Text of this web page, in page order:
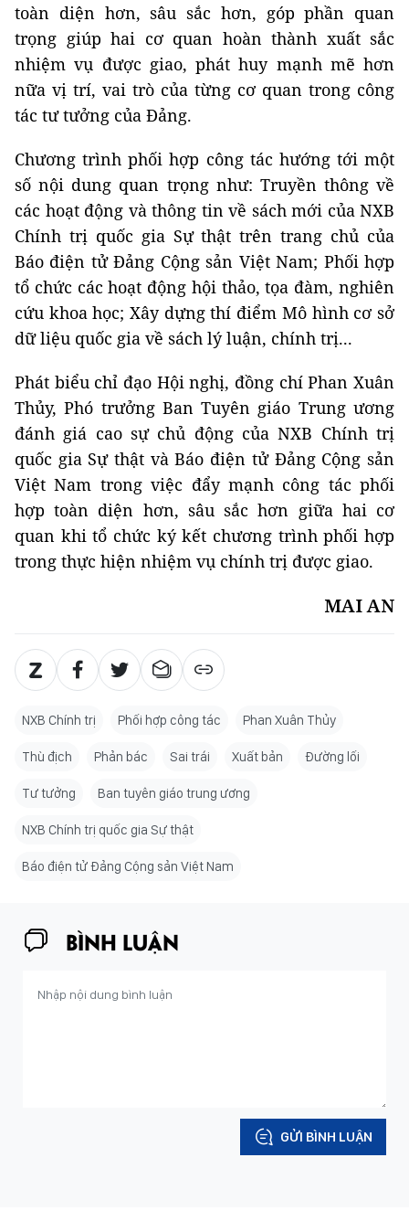
toàn diện hơn, sâu sắc hơn, góp phần quan
trọng giúp hai cơ quan hoàn thành xuất sắc
nhiệm vụ được giao, phát huy mạnh mẽ hơn
nữa vị trí, vai trò của từng cơ quan trong công
tác tư tưởng của Đảng.
Chương trình phối hợp công tác hướng tới một
số nội dung quan trọng như: Truyền thông về
các hoạt động và thông tin về sách mới của NXB
Chính trị quốc gia Sự thật trên trang chủ của
Báo điện tử Đảng Cộng sản Việt Nam; Phối hợp
tổ chức các hoạt động hội thảo, tọa đàm, nghiên
cứu khoa học; Xây dựng thí điểm Mô hình cơ sở
dữ liệu quốc gia về sách lý luận, chính trị...
Phát biểu chỉ đạo Hội nghị, đồng chí Phan Xuân
Thủy, Phó trưởng Ban Tuyên giáo Trung ương
đánh giá cao sự chủ động của NXB Chính trị
quốc gia Sự thật và Báo điện tử Đảng Cộng sản
Việt Nam trong việc đẩy mạnh công tác phối
hợp toàn diện hơn, sâu sắc hơn giữa hai cơ
quan khi tổ chức ký kết chương trình phối hợp
trong thực hiện nhiệm vụ chính trị được giao.
MAI AN
NXB Chính trị Phối hợp công tác Phan Xuân Thủy
Thù địch Phản bác Sai trái Xuất bản Đường lối
Tư tưởng Ban tuyên giáo trung ương
NXB Chính trị quốc gia Sự thật
Báo điện tử Đảng Cộng sản Việt Nam
BÌNH LUẬN
GỬI BÌNH LUẬN